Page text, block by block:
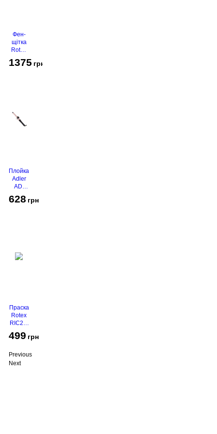
Фен-
щітка
Rotex
490-T
1375 грн
Плойка
Adler
AD-
628 грн
Праска
Rotex
RIC21-
Super
499 грн
Previous
Next